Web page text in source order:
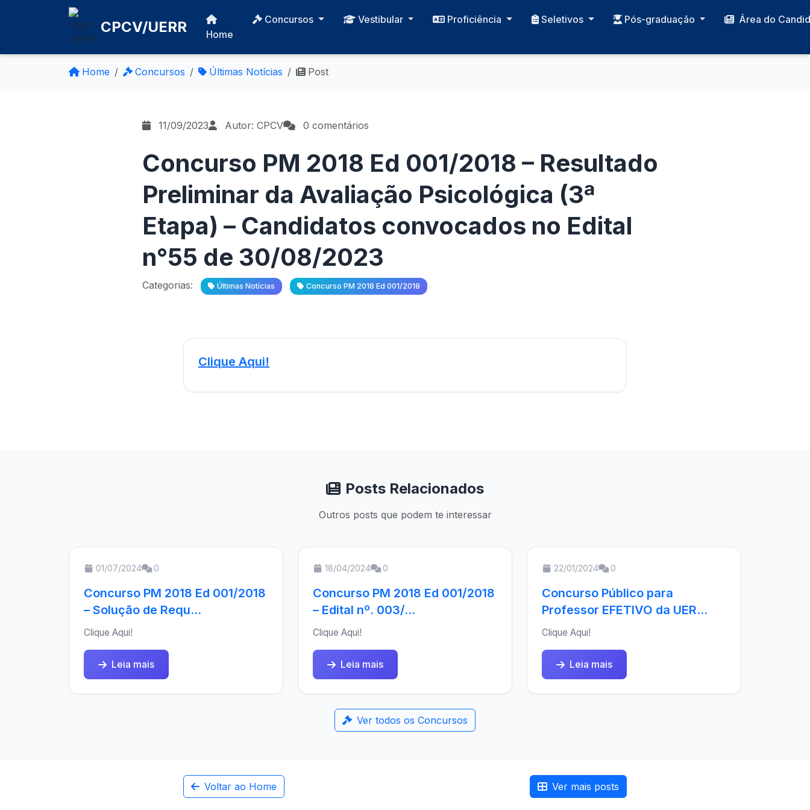
CPCV/UERR Home
Concursos Vestibular Proficiência Seletivos Pós-graduação Área do
Home Concursos Últimas Notícias Post
11/09/2023 Autor: CPCV 0 comentários
Concurso PM 2018 Ed 001/2018 – Resultado
Preliminar da Avaliação Psicológica (3ª
Etapa) – Candidatos convocados no Edital
n°55 de 30/08/2023
Categorias: Últimas Notícias Concurso PM 2018 Ed 001/2018
Clique Aqui!
Posts Relacionados
Outros posts que podem te interessar
01/07/2024 0
Concurso PM 2018 Ed 001/2018
– Solução de Requ...
Clique Aqui!
Leia mais
18/04/2024 0
Concurso PM 2018 Ed 001/2018
– Edital nº. 003/...
Clique Aqui!
Leia mais
22/01/2024 0
Concurso Público para
Professor EFETIVO da UER...
Clique Aqui!
Leia mais
Ver todos os Concursos
Voltar ao Home Ver mais posts